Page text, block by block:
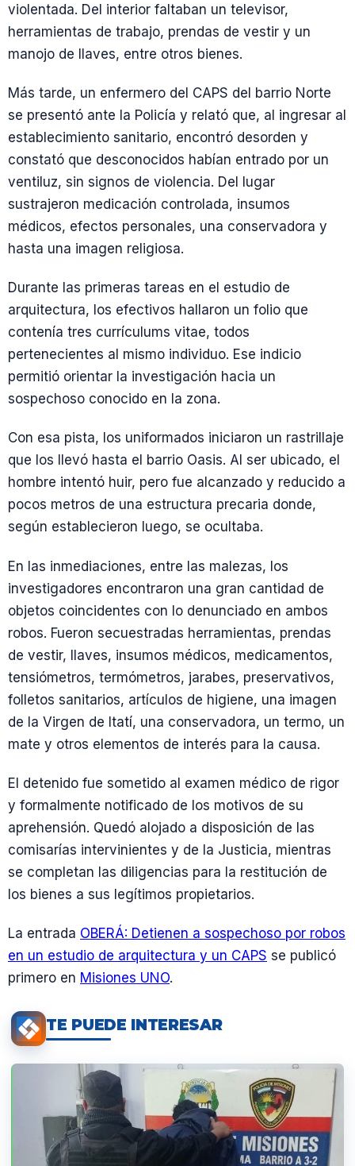
violentada. Del interior faltaban un televisor,
herramientas de trabajo, prendas de vestir y un
manojo de llaves, entre otros bienes.
Más tarde, un enfermero del CAPS del barrio Norte
se presentó ante la Policía y relató que, al ingresar al
establecimiento sanitario, encontró desorden y
constató que desconocidos habían entrado por un
ventiluz, sin signos de violencia. Del lugar
sustrajeron medicación controlada, insumos
médicos, efectos personales, una conservadora y
hasta una imagen religiosa.
Durante las primeras tareas en el estudio de
arquitectura, los efectivos hallaron un folio que
contenía tres currículums vitae, todos
pertenecientes al mismo individuo. Ese indicio
permitió orientar la investigación hacia un
sospechoso conocido en la zona.
Con esa pista, los uniformados iniciaron un rastrillaje
que los llevó hasta el barrio Oasis. Al ser ubicado, el
hombre intentó huir, pero fue alcanzado y reducido a
pocos metros de una estructura precaria donde,
según establecieron luego, se ocultaba.
En las inmediaciones, entre las malezas, los
investigadores encontraron una gran cantidad de
objetos coincidentes con lo denunciado en ambos
robos. Fueron secuestradas herramientas, prendas
de vestir, llaves, insumos médicos, medicamentos,
tensiómetros, termómetros, jarabes, preservativos,
folletos sanitarios, artículos de higiene, una imagen
de la Virgen de Itatí, una conservadora, un termo, un
mate y otros elementos de interés para la causa.
El detenido fue sometido al examen médico de rigor
y formalmente notificado de los motivos de su
aprehensión. Quedó alojado a disposición de las
comisarías intervinientes y de la Justicia, mientras
se completan las diligencias para la restitución de
los bienes a sus legítimos propietarios.
La entrada OBERÁ: Detienen a sospechoso por robos
en un estudio de arquitectura y un CAPS se publicó
primero en Misiones UNO.
TE PUEDE INTERESAR